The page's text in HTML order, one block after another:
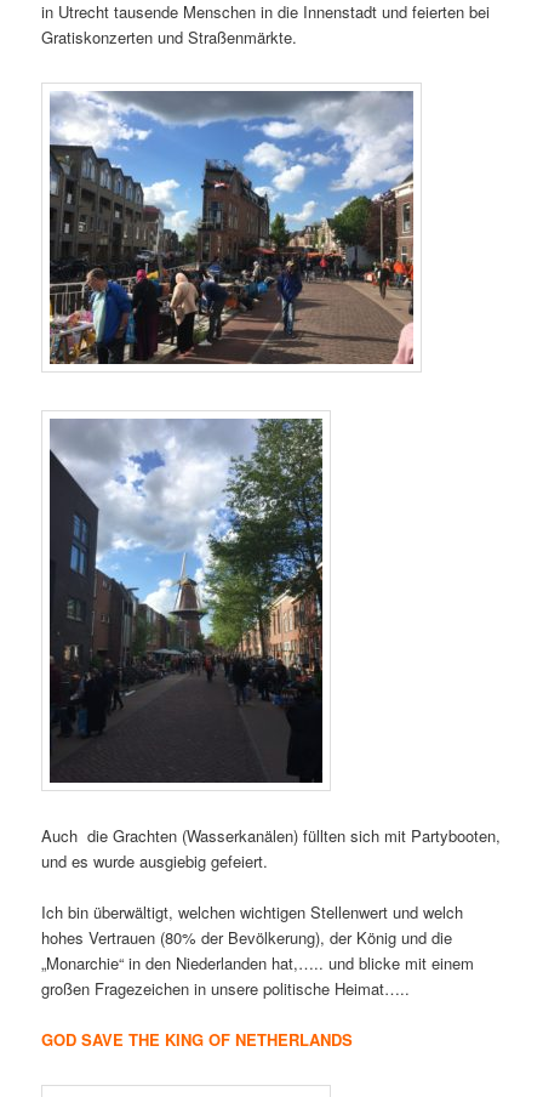
in Utrecht tausende Menschen in die Innenstadt und feierten bei
Gratiskonzerten und Straßenmärkte.
Auch die Grachten (Wasserkanälen) füllten sich mit Partybooten,
und es wurde ausgiebig gefeiert.
Ich bin überwältigt, welchen wichtigen Stellenwert und welch
hohes Vertrauen (80% der Bevölkerung), der König und die
„Monarchie“ in den Niederlanden hat,….. und blicke mit einem
großen Fragezeichen in unsere politische Heimat…..
GOD SAVE THE KING OF NETHERLANDS